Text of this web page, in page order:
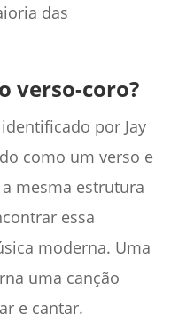
das
verso-coro?
por Jay
como um verso e
mesma estrutura
essa
moderna. Uma
uma canção
e cantar.